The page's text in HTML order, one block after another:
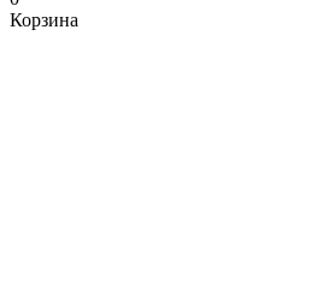
Корзина